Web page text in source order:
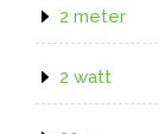
2 meter
2 watt